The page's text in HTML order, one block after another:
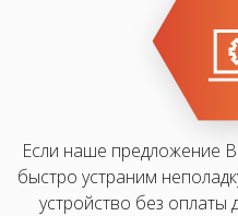
Если наше предложение
быстро устраним
устройство без оплаты